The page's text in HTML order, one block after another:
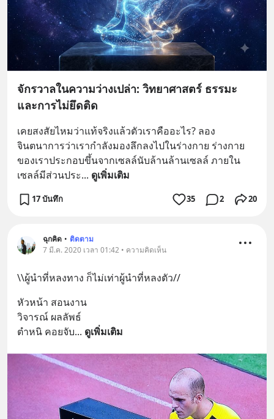
จักรวาลในความว่างเปล่า: วิทยาศาสตร์ ธรรมะ
และการไม่ยึดติด
เคยสงสัยไหมว่าแท้จริงแล้วตัวเราคืออะไร? ลอง
จินตนาการว่าเรากำลังมองลึกลงไปในร่างกาย ร่างกาย
ของเราประกอบขึ้นจากเซลล์นับล้านล้านเซลล์ ภายใน
เซลล์มีส่วนประ... ดูเพิ่มเติม
17 บันทึก 35 2 20
ฉุกคิด • ติดตาม
7 มี.ค. 2020 เวลา 01:42 • ความคิดเห็น
\\ผู้นำที่หลงทาง ก็ไม่เท่าผู้นำที่หลงตัว//
หัวหน้า สอนงาน
วิจารณ์ ผลลัพธ์
ตำหนิ คอยจับ... ดูเพิ่มเติม